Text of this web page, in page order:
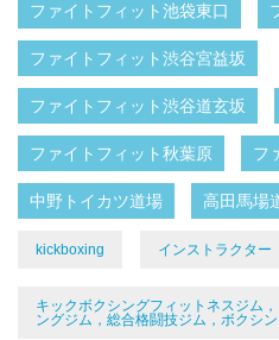
ファイトフィット池袋東口
ファイトフィット渋谷宮益坂
ファイトフィット渋谷道玄坂
ファイトフィット秋葉原 フ
中野トイカツ道場 高田馬場
kickboxing インストラクター
キックボクシングフィットネスジム
ングジム，総合格闘技ジム，ボクシ